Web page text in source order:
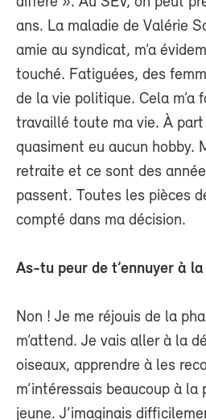
ans. La maladie de Valérie
amie au syndicat, m’a
touché. Fatiguées, des
de la vie politique. Cela m’a
travaillé toute ma vie. À part
quasiment eu aucun hobby.
retraite et ce sont des
passent. Toutes les pièces
compté dans ma décision.
As-tu peur de t’ennuyer à
Non ! Je me réjouis de la
m’attend. Je vais aller à la
oiseaux, apprendre à les
m’intéressais beaucoup à
jeune. J’imaginais